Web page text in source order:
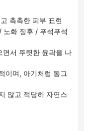
촉촉한 피부 표현